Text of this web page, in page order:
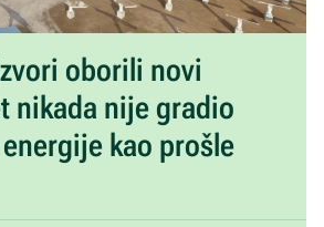
oborili novi
nikada nije gradio
kao prošle